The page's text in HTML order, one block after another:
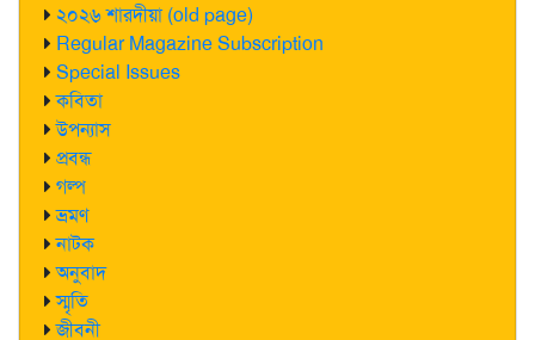
২০২৬ শারদীয়া (old page)
Regular Magazine Subscription
Special Issues
কবিতা
উপন্যাস
প্রবন্ধ
গল্প
ভ্রমণ
নাটক
অনুবাদ
স্মৃতি
জীবনী